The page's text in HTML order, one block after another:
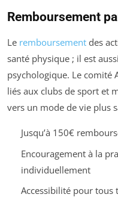
Remboursement
Le remboursement des
santé physique ; il est
psychologique. Le comité
liés aux clubs de sport et
vers un mode de vie plus
Jusqu’à 150€
Encouragement à la
individuellement
Accessibilité pour tous